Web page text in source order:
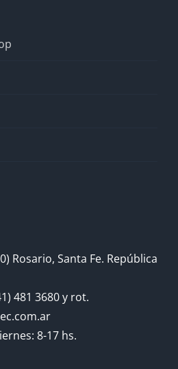
Rosario, Santa Fe. República
481 3680 y rot.
8-17 hs.